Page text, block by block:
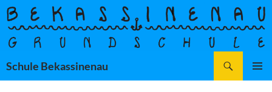
Zum
Inhalt
springen
Schule Bekassinenau